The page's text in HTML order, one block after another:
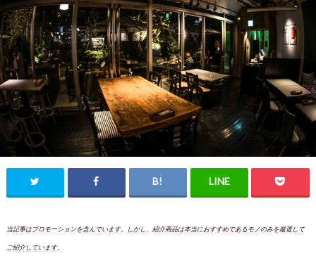
当記事はプロモーションを含んでいます。しかし、紹介商品は本当におすすめであるモノのみを厳選して
ご紹介しています。